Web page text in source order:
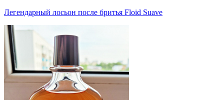
Легендарный лосьон после бритья Floid Suave